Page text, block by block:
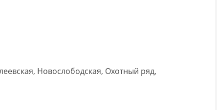
Новослободская, Охотный ряд,